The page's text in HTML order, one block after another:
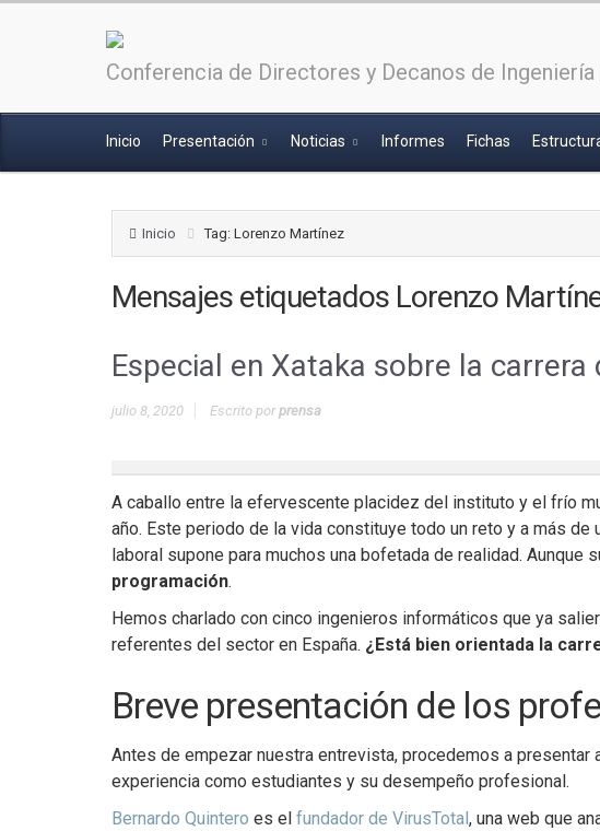
Conferencia de Directores y Decanos de
Inicio Presentación Noticias Informes Fichas
Inicio Tag: Lorenzo Martínez
Mensajes etiquetados Lorenzo
Especial en Xataka sobre la
julio 8, 2020 Escrito porprensa
A caballo entre la efervescente placidez del instituto y el frío
año. Este periodo de la vida constituye todo un reto y a más
laboral supone para muchos una bofetada de realidad.
programación.
Hemos charlado con cinco ingenieros informáticos que ya
referentes del sector en España. ¿Está bien orientada la
Breve presentación de los
Antes de empezar nuestra entrevista, procedemos a presentar
experiencia como estudiantes y su desempeño profesional.
Bernardo Quintero es el fundador de VirusTotal, una web que